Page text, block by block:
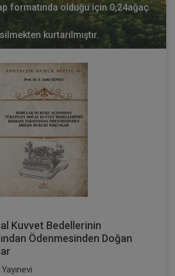
formatında olduğu için 0,24ağaç
kurtarılmıştır.
Kuvvet Bedellerinin
Ödenmesinden Doğan